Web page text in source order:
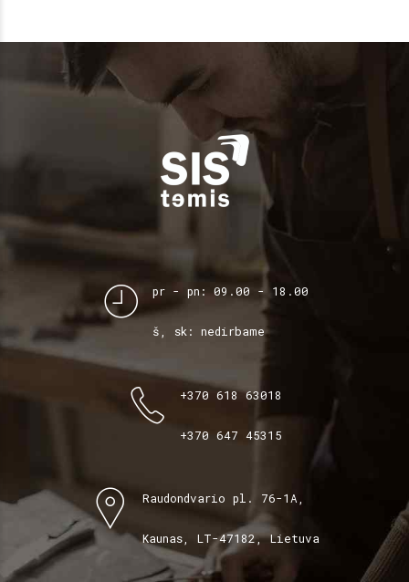
pr - pn: 09.00 - 18.00
š, sk: nedirbame
+370 618 63018
+370 647 45315
Raudondvario pl. 76-1A,
Kaunas, LT-47182, Lietuva